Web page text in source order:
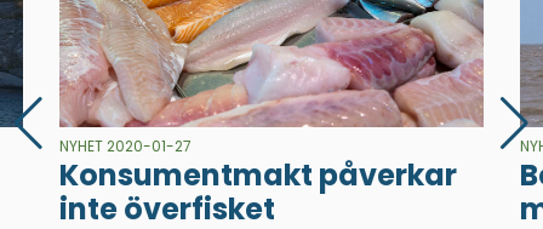
NYHET 2020-01-27
Konsumentmakt påverkar
inte överfisket